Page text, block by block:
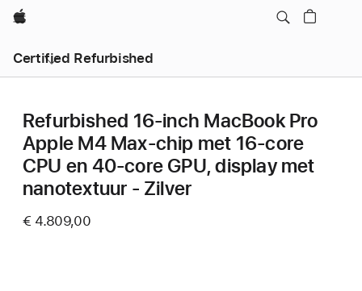
Apple
Certified Refurbished
Refurbished 16‑inch MacBook Pro
Apple M4 Max-chip met 16‑core
CPU en 40‑core GPU, display met
nanotextuur - Zilver
€ 4.809,00